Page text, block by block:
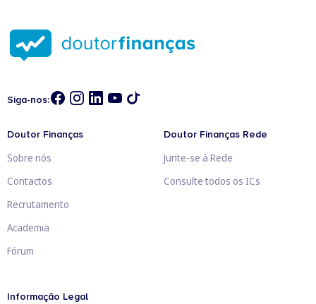
Siga-nos:
Doutor Finanças
Sobre nós
Contactos
Recrutamento
Academia
Fórum
Doutor Finanças Rede
Junte-se à Rede
Consulte todos os ICs
Informação Legal